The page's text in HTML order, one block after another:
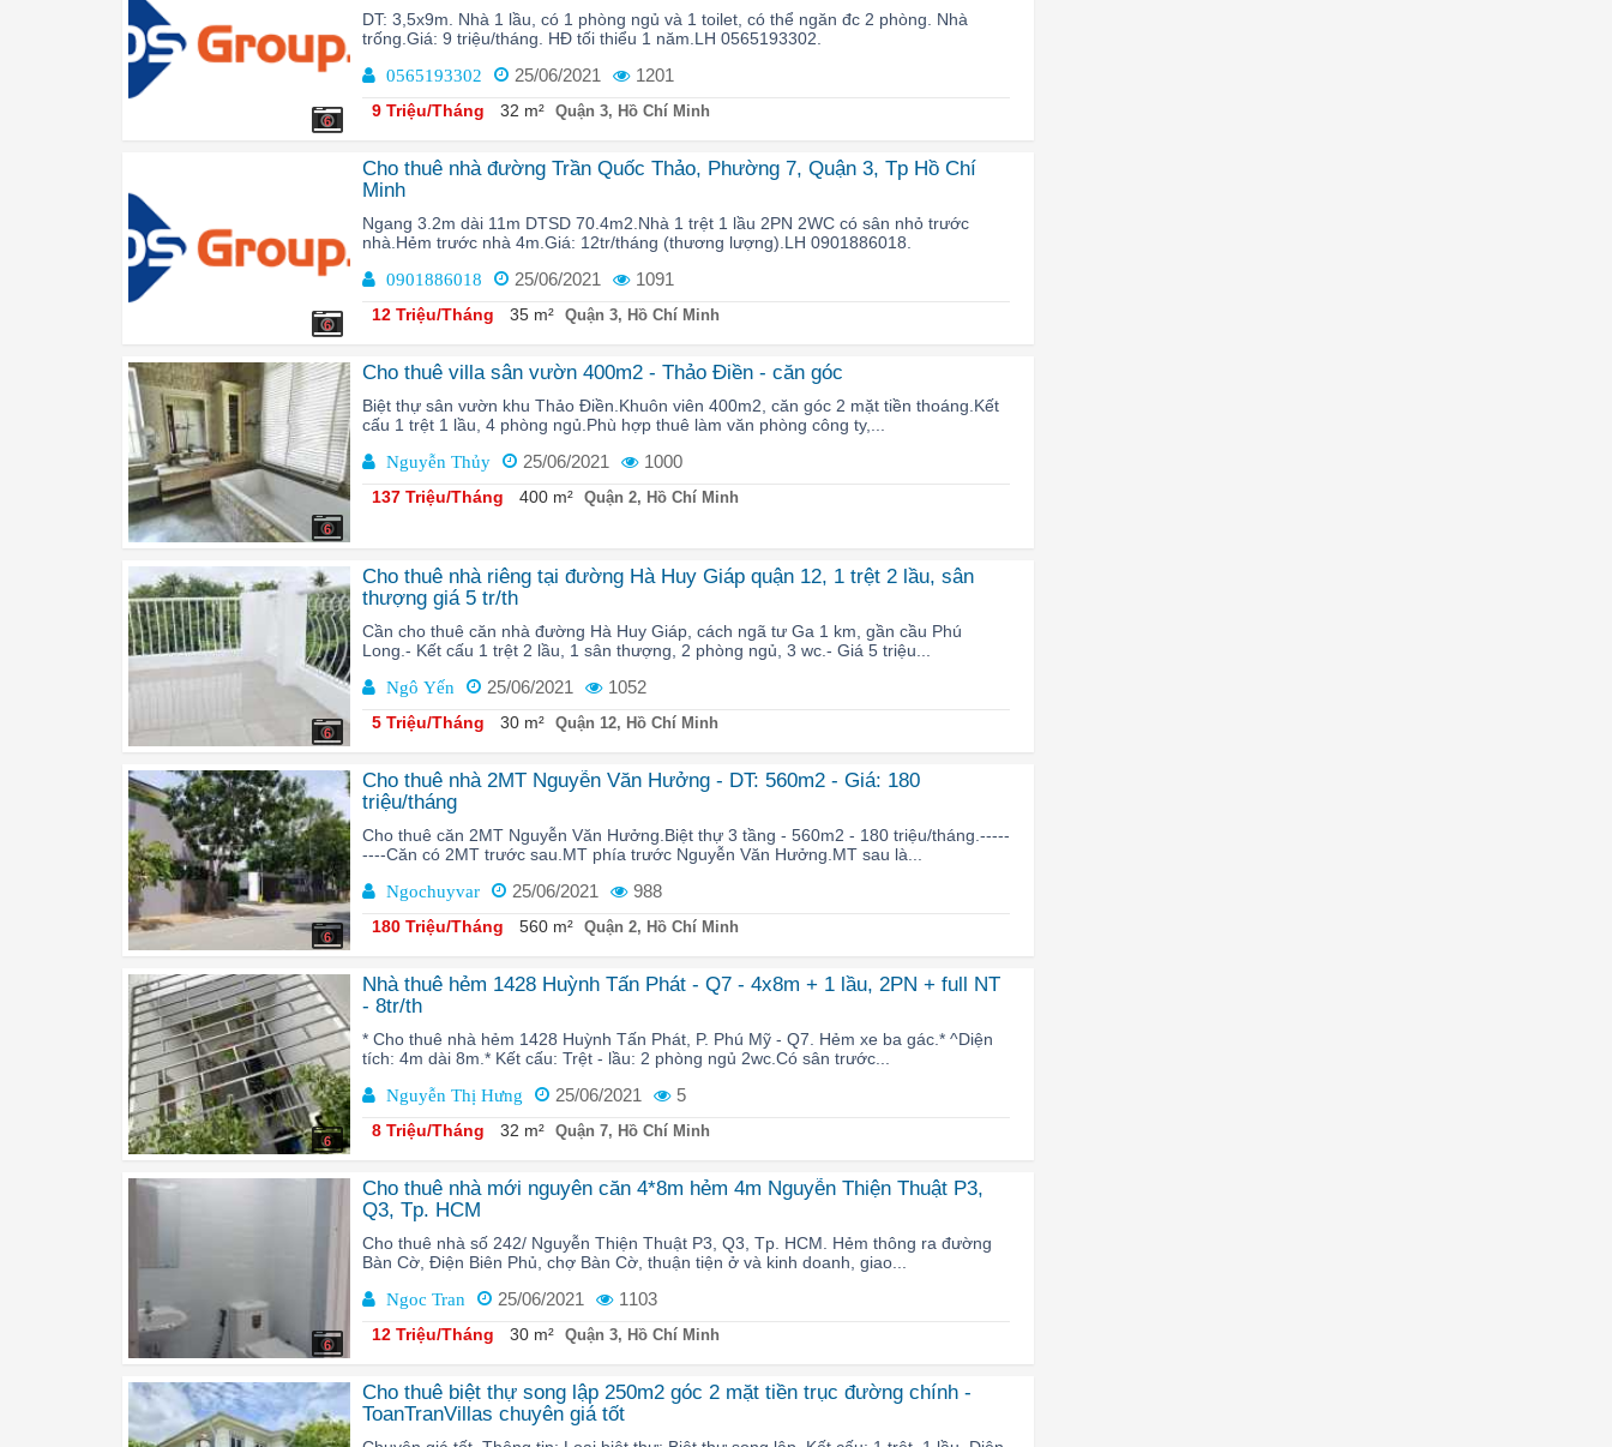
6
DT: 3,5x9m. Nhà 1 lầu, có 1 phòng ngủ và 1 toilet, có thể ngăn đc 2 phòng. Nhà
trống.Giá: 9 triệu/tháng. HĐ tối thiểu 1 năm.LH 0565193302.
0565193302 25/06/2021 1201
9 Triệu/Tháng 32 m² Quận 3, Hồ Chí Minh
6
Cho thuê nhà đường Trần Quốc Thảo, Phường 7, Quận 3, Tp Hồ Chí
Minh
Ngang 3.2m dài 11m DTSD 70.4m2.Nhà 1 trệt 1 lầu 2PN 2WC có sân nhỏ trước
nhà.Hẻm trước nhà 4m.Giá: 12tr/tháng (thương lượng).LH 0901886018.
0901886018 25/06/2021 1091
12 Triệu/Tháng 35 m² Quận 3, Hồ Chí Minh
6
Cho thuê villa sân vườn 400m2 - Thảo Điền - căn góc
Biệt thự sân vườn khu Thảo Điền.Khuôn viên 400m2, căn góc 2 mặt tiền thoáng.Kết
cấu 1 trệt 1 lầu, 4 phòng ngủ.Phù hợp thuê làm văn phòng công ty,...
Nguyễn Thủy 25/06/2021 1000
137 Triệu/Tháng 400 m² Quận 2, Hồ Chí Minh
6
Cho thuê nhà riêng tại đường Hà Huy Giáp quận 12, 1 trệt 2 lầu, sân
thượng giá 5 tr/th
Cần cho thuê căn nhà đường Hà Huy Giáp, cách ngã tư Ga 1 km, gần cầu Phú
Long.- Kết cấu 1 trệt 2 lầu, 1 sân thượng, 2 phòng ngủ, 3 wc.- Giá 5 triệu...
Ngô Yến 25/06/2021 1052
5 Triệu/Tháng 30 m² Quận 12, Hồ Chí Minh
6
Cho thuê nhà 2MT Nguyễn Văn Hưởng - DT: 560m2 - Giá: 180
triệu/tháng
Cho thuê căn 2MT Nguyễn Văn Hưởng.Biệt thự 3 tầng - 560m2 - 180 triệu/tháng.-----
----Căn có 2MT trước sau.MT phía trước Nguyễn Văn Hưởng.MT sau là...
Ngochuyvar 25/06/2021 988
180 Triệu/Tháng 560 m² Quận 2, Hồ Chí Minh
6
Nhà thuê hẻm 1428 Huỳnh Tấn Phát - Q7 - 4x8m + 1 lầu, 2PN + full NT
- 8tr/th
* Cho thuê nhà hẻm 1428 Huỳnh Tấn Phát, P. Phú Mỹ - Q7. Hẻm xe ba gác.* ^Diện
tích: 4m dài 8m.* Kết cấu: Trệt - lầu: 2 phòng ngủ 2wc.Có sân trước...
Nguyễn Thị Hưng 25/06/2021 5
8 Triệu/Tháng 32 m² Quận 7, Hồ Chí Minh
6
Cho thuê nhà mới nguyên căn 4*8m hẻm 4m Nguyễn Thiện Thuật P3,
Q3, Tp. HCM
Cho thuê nhà số 242/ Nguyễn Thiện Thuật P3, Q3, Tp. HCM. Hẻm thông ra đường
Bàn Cờ, Điện Biên Phủ, chợ Bàn Cờ, thuận tiện ở và kinh doanh, giao...
Ngoc Tran 25/06/2021 1103
12 Triệu/Tháng 30 m² Quận 3, Hồ Chí Minh
Cho thuê biệt thự song lập 250m2 góc 2 mặt tiền trục đường chính -
ToanTranVillas chuyên giá tốt